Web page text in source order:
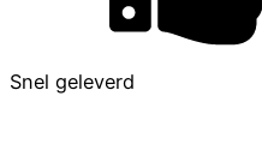
Snel geleverd